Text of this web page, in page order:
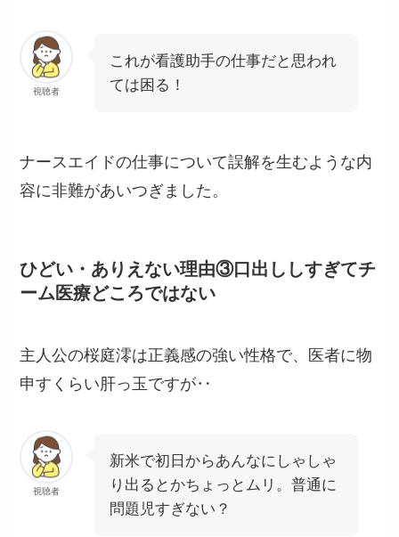
視聴者
これが看護助手の仕事だと思われ
ては困る！
ナースエイドの仕事について誤解を生むような内
容に非難があいつぎました。
ひどい・ありえない理由③口出ししすぎてチ
ーム医療どころではない
主人公の桜庭澪は正義感の強い性格で、医者に物
申すくらい肝っ玉ですが‥
視聴者
新米で初日からあんなにしゃしゃ
り出るとかちょっとムリ。普通に
問題児すぎない？